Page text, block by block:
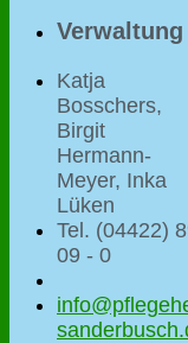
Verwaltung
Katja
Bosschers,
Birgit
Hermann-
Meyer, Inka
Lüken
Tel. (04422)
09 - 0